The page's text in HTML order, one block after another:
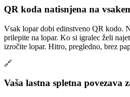
QR koda natisnjena na
Vsak lopar dobi edinstveno QR kodo.
prilepite na lopar. Ko si igralec želi
izročite lopar. Hitro, pregledno, brez
🔗
Vaša lastna spletna povezava